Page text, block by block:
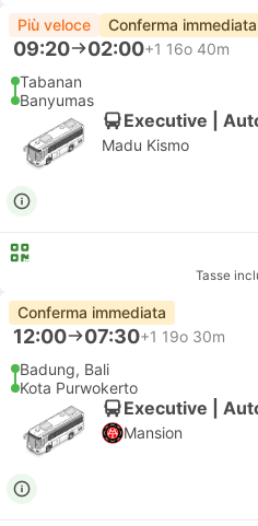
Più veloce Conferma immediata
09:20 02:00+1 16o 40m
Tabanan
Banyumas
Executive |
Madu Kismo
Tasse
Conferma immediata
12:00 07:30+1 19o 30m
Badung, Bali
Kota Purwokerto
Executive |
Mansion